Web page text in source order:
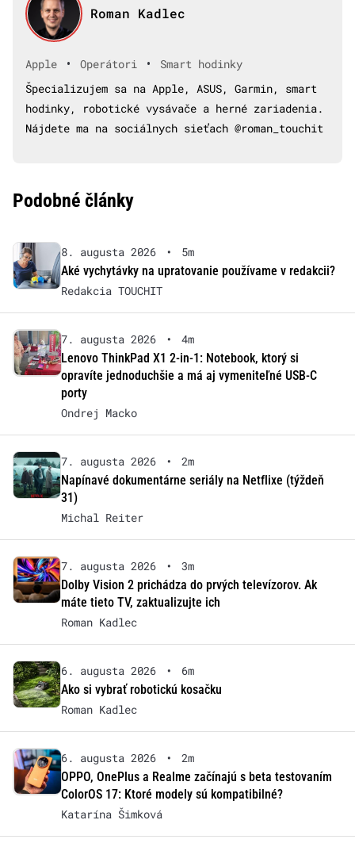
Roman Kadlec
Apple • Operátori •
Smart hodinky
Špecializujem sa na Apple, ASUS, Garmin, smart
hodinky, robotické vysávače a herné zariadenia.
Nájdete ma na sociálnych sieťach @roman_touchit
Podobné články
8. augusta 2026 •
5m
Aké vychytávky na upratovanie používame v redakcii?
Redakcia TOUCHIT
7. augusta 2026 •
4m
Lenovo ThinkPad X1 2-in-1: Notebook, ktorý si
opravíte jednoduchšie a má aj vymeniteľné USB-C
porty
Ondrej Macko
7. augusta 2026 •
2m
Napínavé dokumentárne seriály na Netflixe (týždeň
31)
Michal Reiter
7. augusta 2026 •
3m
Dolby Vision 2 prichádza do prvých televízorov. Ak
máte tieto TV, zaktualizujte ich
Roman Kadlec
6. augusta 2026 •
6m
Ako si vybrať robotickú kosačku
Roman Kadlec
6. augusta 2026 •
2m
OPPO, OnePlus a Realme začínajú s beta testovaním
ColorOS 17: Ktoré modely sú kompatibilné?
Katarína Šimková